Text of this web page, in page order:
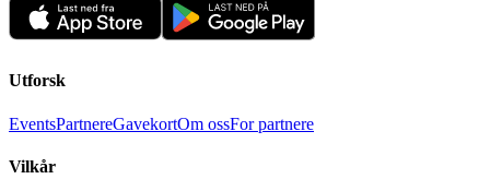
Utforsk
EventsPartnereGavekortOm ossFor partnere
Vilkår